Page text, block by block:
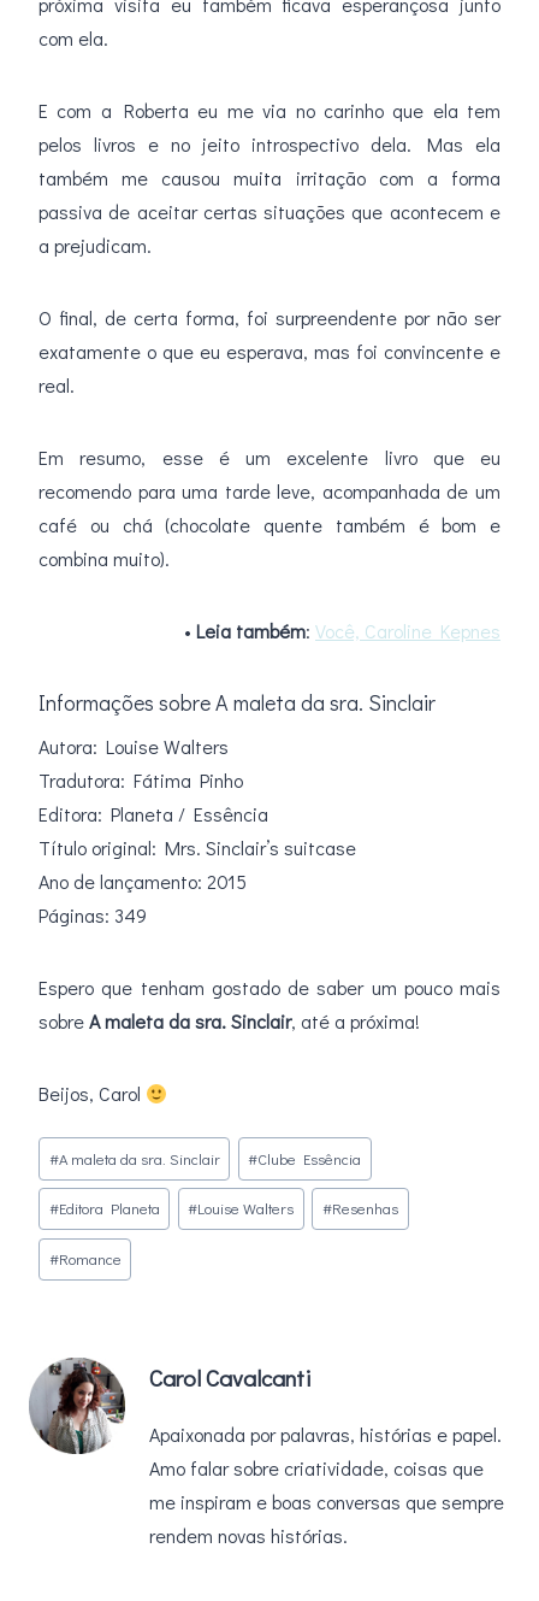
com ela.
E com a Roberta eu me via no carinho que ela tem
pelos livros e no jeito introspectivo dela. Mas ela
também me causou muita irritação com a forma
passiva de aceitar certas situações que acontecem e
a prejudicam.
O final, de certa forma, foi surpreendente por não ser
exatamente o que eu esperava, mas foi convincente e
real.
Em resumo, esse é um excelente livro que eu
recomendo para uma tarde leve, acompanhada de um
café ou chá (chocolate quente também é bom e
combina muito).
• Leia também: Você, Caroline Kepnes
Informações sobre A maleta da sra. Sinclair
Autora: Louise Walters
Tradutora: Fátima Pinho
Editora: Planeta / Essência
Título original: Mrs. Sinclair’s suitcase
Ano de lançamento: 2015
Páginas: 349
Espero que tenham gostado de saber um pouco mais
sobreA maleta da sra. Sinclair, até a próxima!
Beijos, Carol
Tags
do
Post:
#A maleta da sra. Sinclair #Clube Essência
#Editora Planeta #Louise Walters #Resenhas
#Romance
Carol Cavalcanti
Apaixonada por palavras, histórias e papel.
Amo falar sobre criatividade, coisas que
me inspiram e boas conversas que sempre
rendem novas histórias.